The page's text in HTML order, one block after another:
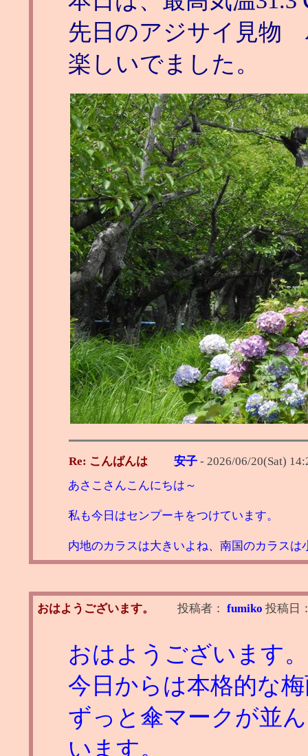
先日のアジサイ見物
楽しいでました。
Re: こんばんは 安子 - 2026/06/20(Sat)
あさこさんこんにちは～
私も今日はセンプーキをつけています。
内地のカラスは大きいよね、南国のカラスは
おはようございます。 投稿者： fumiko 投稿日
おはようございます。
今日からは本格的な
ずっと傘マークが並
います。